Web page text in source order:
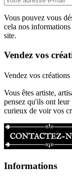
Vous pouvez vous
cela nos
site.
Vendez vos
Vendez vos créations
Vous êtes artiste,
pensez qu'ils ont leur
curieux de voir vos
Informations